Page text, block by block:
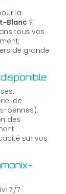
la
Blanc ?
tous vos
de grande
de
bennes),
des
sur vos
7j/7